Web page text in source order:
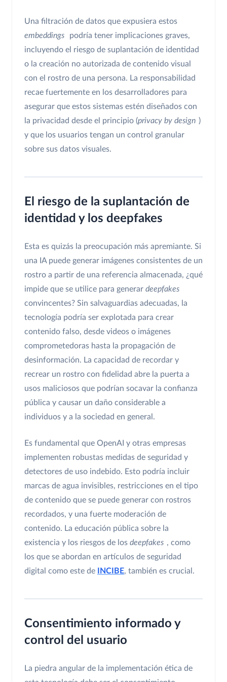
Una filtración de datos que expusiera estos
embeddings
podría tener implicaciones graves,
incluyendo el riesgo de suplantación de identidad
o la creación no autorizada de contenido visual
con el rostro de una persona. La responsabilidad
recae fuertemente en los desarrolladores para
asegurar que estos sistemas estén diseñados con
la privacidad desde el principio (privacy by design )
y que los usuarios tengan un control granular
sobre sus datos visuales.
El riesgo de la suplantación de
identidad y los deepfakes
Esta es quizás la preocupación más apremiante. Si
una IA puede generar imágenes consistentes de un
rostro a partir de una referencia almacenada, ¿qué
impide que se utilice para generar deepfakes
convincentes? Sin salvaguardias adecuadas, la
tecnología podría ser explotada para crear
contenido falso, desde videos o imágenes
comprometedoras hasta la propagación de
desinformación. La capacidad de recordar y
recrear un rostro con fidelidad abre la puerta a
usos maliciosos que podrían socavar la confianza
pública y causar un daño considerable a
individuos y a la sociedad en general.
Es fundamental que OpenAI y otras empresas
implementen robustas medidas de seguridad y
detectores de uso indebido. Esto podría incluir
marcas de agua invisibles, restricciones en el tipo
de contenido que se puede generar con rostros
recordados, y una fuerte moderación de
contenido. La educación pública sobre la
existencia y los riesgos de los deepfakes , como
los que se abordan en artículos de seguridad
digital como este de
INCIBE, también es crucial.
Consentimiento informado y
control del usuario
La piedra angular de la implementación ética de